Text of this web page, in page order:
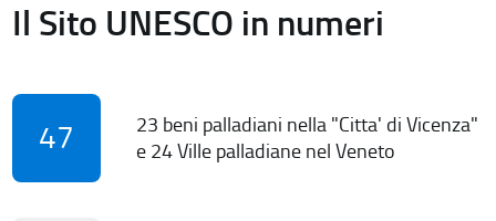
Il Sito UNESCO in numeri
47
23 beni palladiani nella "Citta' di Vicenza"
e 24 Ville palladiane nel Veneto